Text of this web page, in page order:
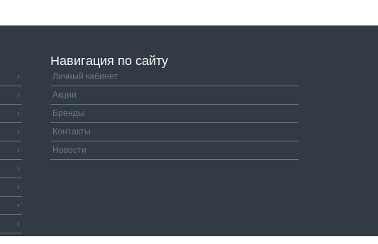
›
›
›
›
›
›
›
›
›
Навигация по сайту
Личный кабинет
Акции
Бренды
Контакты
Новости